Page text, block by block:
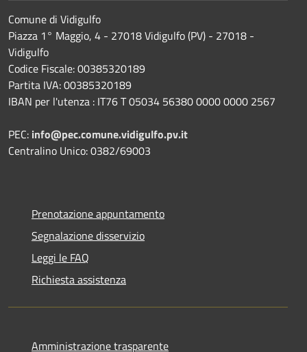
Comune di Vidigulfo
Piazza 1° Maggio, 4 - 27018 Vidigulfo (PV) - 27018 -
Vidigulfo
Codice Fiscale: 00385320189
Partita IVA: 00385320189
IBAN per l'utenza : IT76 T 05034 56380 0000 0000 2567
PEC: info@pec.comune.vidigulfo.pv.it
Centralino Unico: 0382/69003
Prenotazione appuntamento
Segnalazione disservizio
Leggi le FAQ
Richiesta assistenza
Amministrazione trasparente